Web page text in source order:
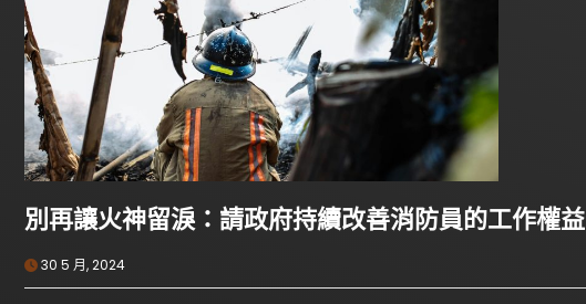
別再讓火神留淚：請政府持續改善消防員的工作權益
30 5 月, 2024